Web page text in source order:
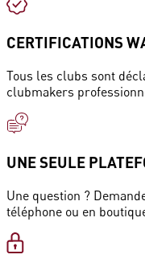
CERTIFICATIONS
Tous les clubs sont
clubmakers
UNE SEULE
Une question ?
téléphone ou en